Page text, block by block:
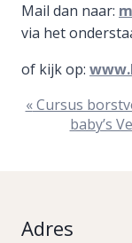
Mail dan naar:
via het
of kijk op:
Evenement
Navigatie
«Cursus
baby’s
Adres